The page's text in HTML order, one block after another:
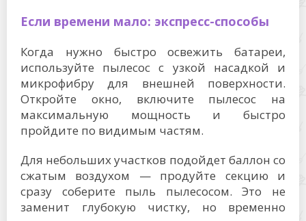
Если времени мало: экспресс-способы
Когда нужно быстро освежить батареи,
используйте пылесос с узкой насадкой и
микрофибру для внешней поверхности.
Откройте окно, включите пылесос на
максимальную мощность и быстро
пройдите по видимым частям.
Для небольших участков подойдет баллон со
сжатым воздухом — продуйте секцию и
сразу соберите пыль пылесосом. Это не
заменит глубокую чистку, но временно